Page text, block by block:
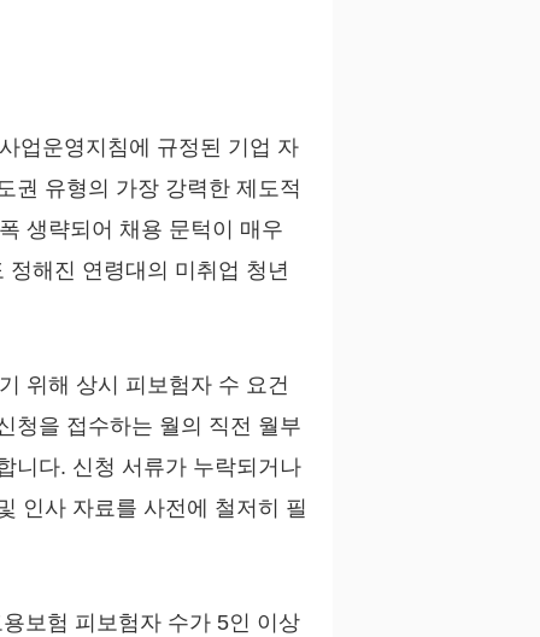
업운영지침에 규정된 기업 자
권 유형의 가장 강력한 제도적
생략되어 채용 문턱이 매우
해진 연령대의 미취업 청년
위해 상시 피보험자 수 요건
청을 접수하는 월의 직전 월부
니다. 신청 서류가 누락되거나
인사 자료를 사전에 철저히 필
보험 피보험자 수가 5인 이상